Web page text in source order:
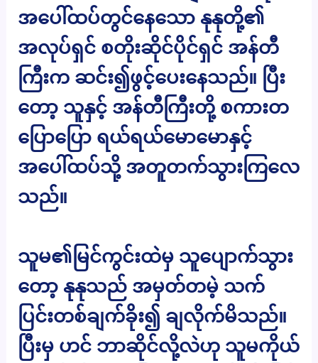
အပေါ်ထပ်တွင်နေသော နုနုတို့၏
အလုပ်ရှင် စတိုးဆိုင်ပိုင်ရှင် အန်တီ
ကြီးက ဆင်း၍ဖွင့်ပေးနေသည်။ ပြီး
တော့ သူနှင့် အန်တီကြီးတို့ စကားတ
ပြောပြော ရယ်ရယ်မောမောနှင့်
အပေါ်ထပ်သို့ အတူတက်သွားကြလေ
သည်။
သူမ၏မြင်ကွင်းထဲမှ သူပျောက်သွား
တော့ နုနုသည် အမှတ်တမဲ့ သက်
ပြင်းတစ်ချက်ခိုး၍ ချလိုက်မိသည်။
ပြီးမှ ဟင် ဘာဆိုင်လို့လဲဟု သူမကိုယ်